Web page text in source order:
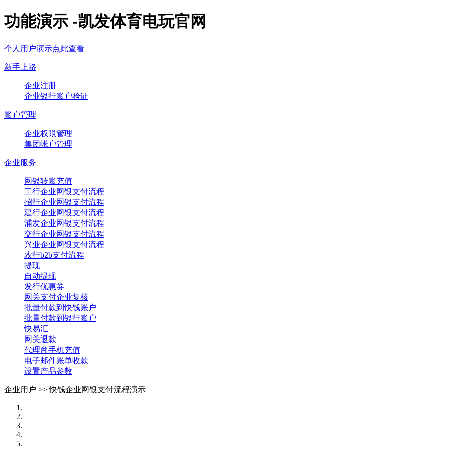
功能演示 -凯发体育电玩官网
个人用户演示点此查看
新手上路
企业注册
企业银行账户验证
账户管理
企业权限管理
集团帐户管理
企业服务
网银转账充值
工行企业网银支付流程
招行企业网银支付流程
建行企业网银支付流程
浦发企业网银支付流程
交行企业网银支付流程
兴业企业网银支付流程
农行b2b支付流程
提现
自动提现
发行优惠券
网关支付企业复核
批量付款到快钱账户
批量付款到银行账户
快易汇
网关退款
代理商手机充值
电子邮件账单收款
设置产品参数
企业用户 >>快钱企业网银支付流程演示